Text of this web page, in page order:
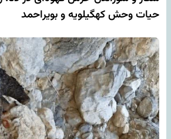
حیات وحش کهگیلویه و بویراحمد